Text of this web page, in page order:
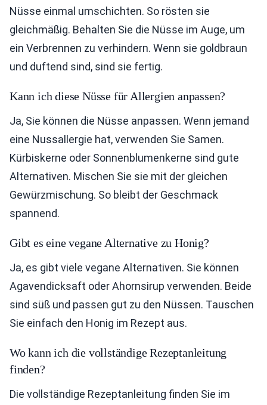
Nüsse einmal umschichten. So rösten sie
gleichmäßig. Behalten Sie die Nüsse im Auge, um
ein Verbrennen zu verhindern. Wenn sie goldbraun
und duftend sind, sind sie fertig.
Kann ich diese Nüsse für Allergien anpassen?
Ja, Sie können die Nüsse anpassen. Wenn jemand
eine Nussallergie hat, verwenden Sie Samen.
Kürbiskerne oder Sonnenblumenkerne sind gute
Alternativen. Mischen Sie sie mit der gleichen
Gewürzmischung. So bleibt der Geschmack
spannend.
Gibt es eine vegane Alternative zu Honig?
Ja, es gibt viele vegane Alternativen. Sie können
Agavendicksaft oder Ahornsirup verwenden. Beide
sind süß und passen gut zu den Nüssen. Tauschen
Sie einfach den Honig im Rezept aus.
Wo kann ich die vollständige Rezeptanleitung
finden?
Die vollständige Rezeptanleitung finden Sie im